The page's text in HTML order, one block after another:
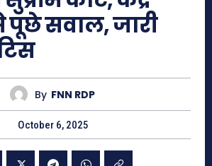
सवाल, जारी
By FNN RDP
October 6, 2025